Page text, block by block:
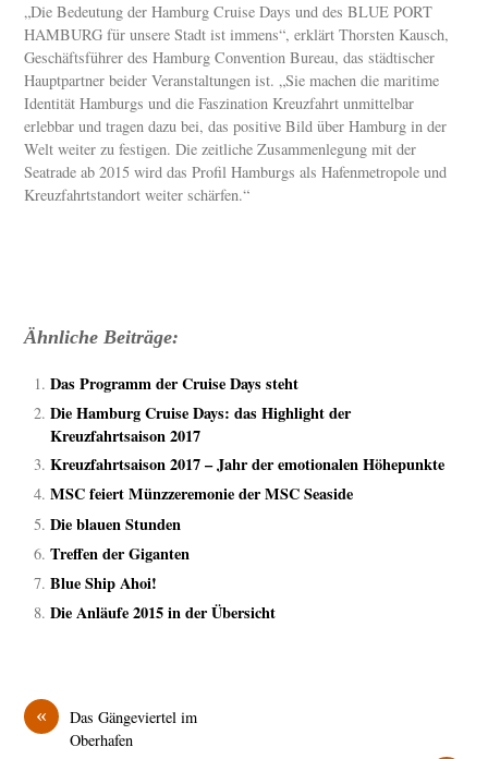
„Die Bedeutung der Hamburg Cruise Days und des BLUE PORT
HAMBURG für unsere Stadt ist immens“, erklärt Thorsten Kausch,
Geschäftsführer des Hamburg Convention Bureau, das städtischer
Hauptpartner beider Veranstaltungen ist. „Sie machen die maritime
Identität Hamburgs und die Faszination Kreuzfahrt unmittelbar
erlebbar und tragen dazu bei, das positive Bild über Hamburg in der
Welt weiter zu festigen. Die zeitliche Zusammenlegung mit der
Seatrade ab 2015 wird das Profil Hamburgs als Hafenmetropole und
Kreuzfahrtstandort weiter schärfen.“
Ähnliche Beiträge:
Das Programm der Cruise Days steht
Die Hamburg Cruise Days: das Highlight der
Kreuzfahrtsaison 2017
Kreuzfahrtsaison 2017 – Jahr der emotionalen Höhepunkte
MSC feiert Münzzeremonie der MSC Seaside
Die blauen Stunden
Treffen der Giganten
Blue Ship Ahoi!
Die Anläufe 2015 in der Übersicht
«
Das Gängeviertel im
Oberhafen